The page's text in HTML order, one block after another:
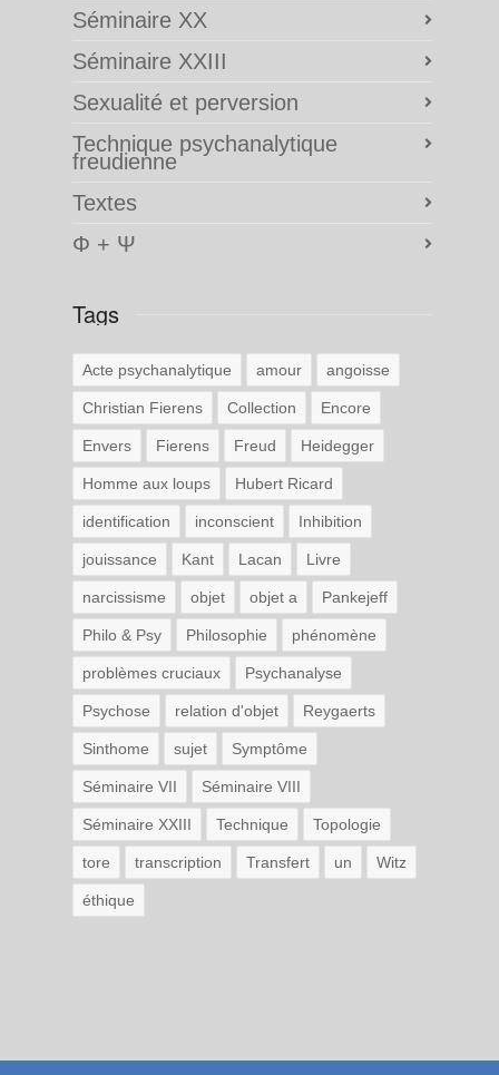
Séminaire XX
Séminaire XXIII
Sexualité et perversion
Technique psychanalytique
freudienne
Textes
Φ + Ψ
Tags
Acte psychanalytique amour angoisse
Christian Fierens Collection Encore
Envers Fierens Freud Heidegger
Homme aux loups Hubert Ricard
identification inconscient Inhibition
jouissance Kant Lacan Livre
narcissisme objet objet a Pankejeff
Philo & Psy Philosophie phénomène
problèmes cruciaux Psychanalyse
Psychose relation d'objet Reygaerts
Sinthome sujet Symptôme
Séminaire VII Séminaire VIII
Séminaire XXIII Technique Topologie
tore transcription Transfert un Witz
éthique